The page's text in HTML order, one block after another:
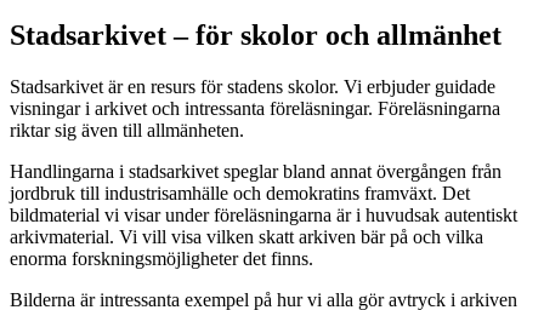
Stadsarkivet – för skolor och allmänhet
Stadsarkivet är en resurs för stadens skolor. Vi erbjuder guidade
visningar i arkivet och intressanta föreläsningar. Föreläsningarna
riktar sig även till allmänheten.
Handlingarna i stadsarkivet speglar bland annat övergången från
jordbruk till industrisamhälle och demokratins framväxt. Det
bildmaterial vi visar under föreläsningarna är i huvudsak autentiskt
arkivmaterial. Vi vill visa vilken skatt arkiven bär på och vilka
enorma forskningsmöjligheter det finns.
Bilderna är intressanta exempel på hur vi alla gör avtryck i arkiven